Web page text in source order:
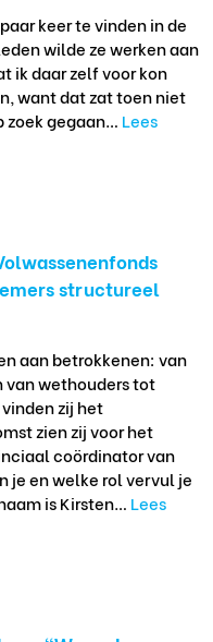
keer te vinden in de
wilde ze werken aan
ik daar zelf voor kon
want dat zat toen niet
zoek gegaan… Lees
structureel
aan betrokkenen: van
van wethouders tot
zij het
zien zij voor het
coördinator van
je en welke rol vervul je
is Kirsten… Lees